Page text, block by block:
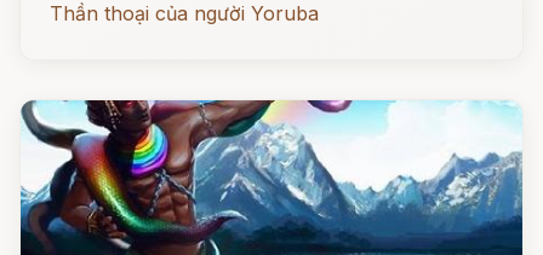
Thần thoại của người Yoruba